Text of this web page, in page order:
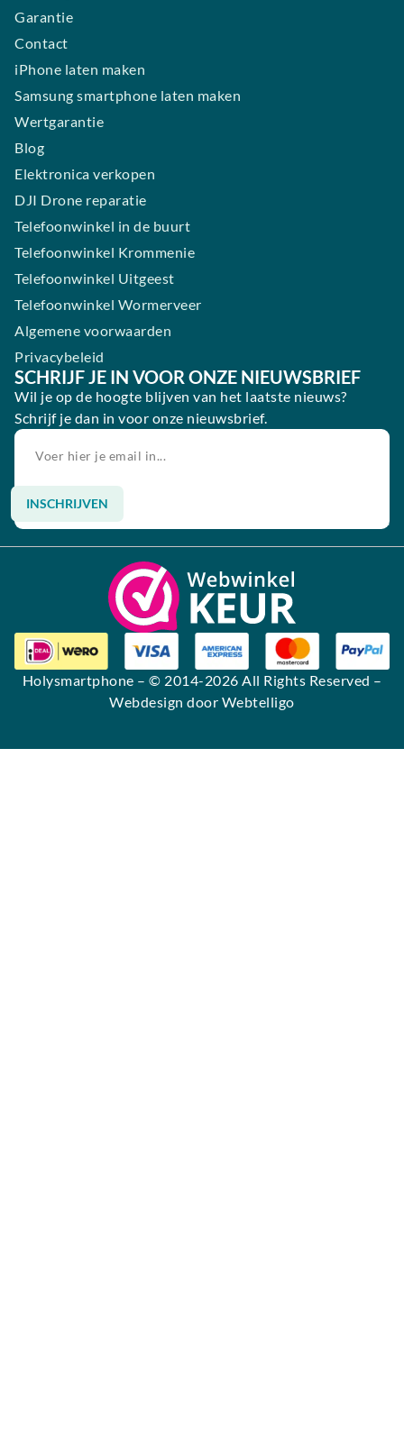
Garantie
Contact
iPhone laten maken
Samsung smartphone laten maken
Wertgarantie
Blog
Elektronica verkopen
DJI Drone reparatie
Telefoonwinkel in de buurt
Telefoonwinkel Krommenie
Telefoonwinkel Uitgeest
Telefoonwinkel Wormerveer
Algemene voorwaarden
Privacybeleid
SCHRIJF JE IN VOOR ONZE NIEUWSBRIEF
Wil je op de hoogte blijven van het laatste nieuws?
Schrijf je dan in voor onze nieuwsbrief.
INSCHRIJVEN
Alternative:
Holysmartphone – © 2014-2026 All Rights Reserved –
Webdesign door Webtelligo